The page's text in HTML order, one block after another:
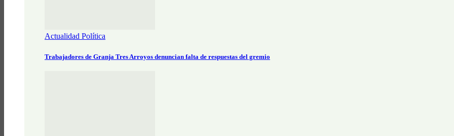
Actualidad Política
Trabajadores de Granja Tres Arroyos denuncian falta de respuestas del gremio